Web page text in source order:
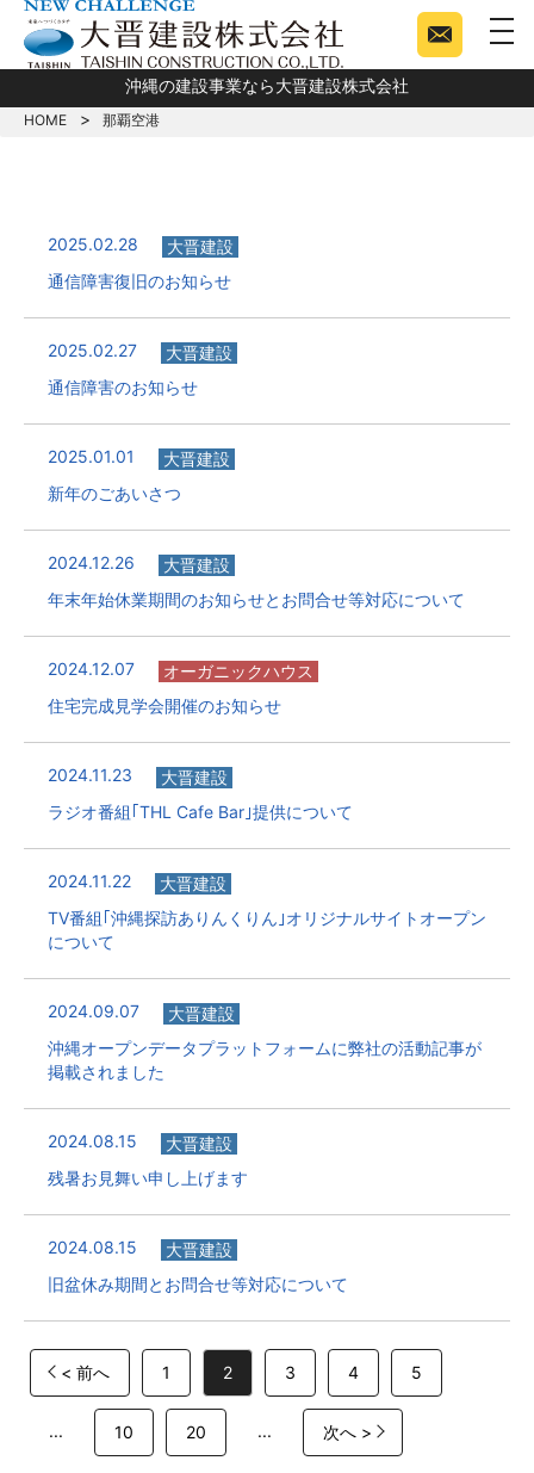
沖縄の建設事業なら大晋建設株式会社
HOME 那覇空港
2025.02.28
大晋建設
通信障害復旧のお知らせ
2025.02.27
大晋建設
通信障害のお知らせ
2025.01.01
大晋建設
新年のごあいさつ
2024.12.26
大晋建設
年末年始休業期間のお知らせとお問合せ等対応について
2024.12.07
オーガニックハウス
住宅完成見学会開催のお知らせ
2024.11.23
大晋建設
ラジオ番組｢THL Cafe Bar｣提供について
2024.11.22
大晋建設
TV番組｢沖縄探訪ありんくりん｣オリジナルサイトオープン
について
2024.09.07
大晋建設
沖縄オープンデータプラットフォームに弊社の活動記事が
掲載されました
2024.08.15
大晋建設
残暑お見舞い申し上げます
2024.08.15
大晋建設
旧盆休み期間とお問合せ等対応について
< 前へ 1 2 3 4 5
... 10 20 ... 次へ >